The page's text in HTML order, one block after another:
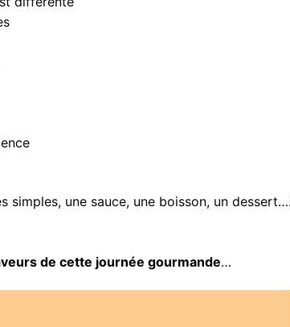
simples, une sauce, une boisson, un
de cette journée gourmande…